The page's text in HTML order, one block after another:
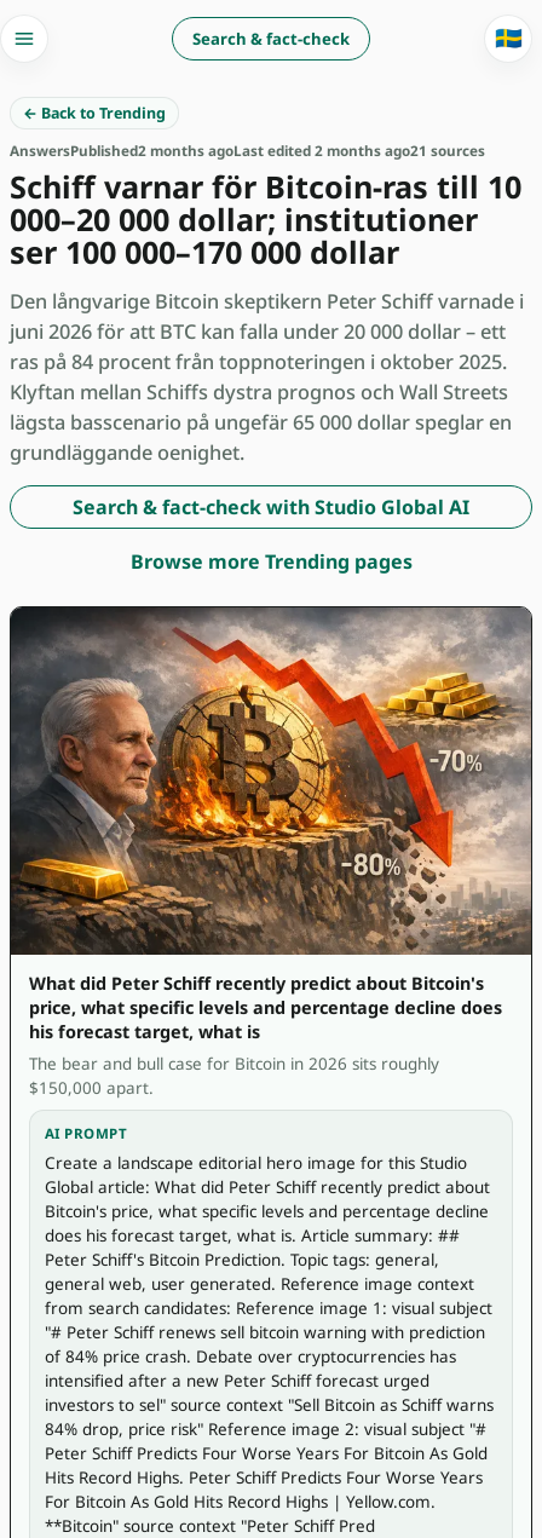
Search & fact-check 🇸🇪
← Back to Trending
AnswersPublished2 months agoLast edited 2 months ago21 sources
Schiff varnar för Bitcoin-ras till 10
000–20 000 dollar; institutioner
ser 100 000–170 000 dollar
Den långvarige Bitcoin skeptikern Peter Schiff varnade i
juni 2026 för att BTC kan falla under 20 000 dollar – ett
ras på 84 procent från toppnoteringen i oktober 2025.
Klyftan mellan Schiffs dystra prognos och Wall Streets
lägsta basscenario på ungefär 65 000 dollar speglar en
grundläggande oenighet.
Search & fact-check with Studio Global AI
Browse more Trending pages
What did Peter Schiff recently predict about Bitcoin's
price, what specific levels and percentage decline does
his forecast target, what is
The bear and bull case for Bitcoin in 2026 sits roughly
$150,000 apart.
AI PROMPT
Create a landscape editorial hero image for this Studio
Global article: What did Peter Schiff recently predict about
Bitcoin's price, what specific levels and percentage decline
does his forecast target, what is. Article summary: ##
Peter Schiff's Bitcoin Prediction. Topic tags: general,
general web, user generated. Reference image context
from search candidates: Reference image 1: visual subject
"# Peter Schiff renews sell bitcoin warning with prediction
of 84% price crash. Debate over cryptocurrencies has
intensified after a new Peter Schiff forecast urged
investors to sel" source context "Sell Bitcoin as Schiff warns
84% drop, price risk" Reference image 2: visual subject "#
Peter Schiff Predicts Four Worse Years For Bitcoin As Gold
Hits Record Highs. Peter Schiff Predicts Four Worse Years
For Bitcoin As Gold Hits Record Highs | Yellow.com.
**Bitcoin" source context "Peter Schiff Pred